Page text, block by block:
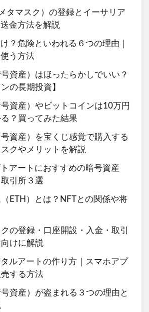
タマスク）の登録とイーサリア
金方法を解説
？危険といわれる６つの理由｜
う方法
資産）はほったらかしでいい？
の長期投資】
資産）やビットコインは10万円
？買ってみた結果
資産）を宝くじ感覚で購入する
クやメリットを解説
アートにおすすめの暗号資産
取引所３選
ETH）とは？NFTとの関係や将
の登録・口座開設・入金・取引
けに解説
タルアートの作り方｜スマホアプ
する方法
資産）が盗まれる３つの理由と